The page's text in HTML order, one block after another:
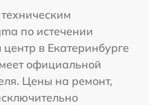
по истечении
в Екатеринбурге
официальной
Цены на ремонт,